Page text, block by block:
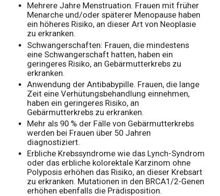
Mehrere Jahre Menstruation. Frauen mit früher
Menarche und/oder späterer Menopause haben
ein höheres Risiko, an dieser Art von Neoplasie
zu erkranken.
Schwangerschaften: Frauen, die mindestens
eine Schwangerschaft hatten, haben ein
geringeres Risiko, an Gebärmutterkrebs zu
erkranken.
Anwendung der Antibabypille. Frauen, die lange
Zeit eine Verhütungsbehandlung einnehmen,
haben ein geringeres Risiko, an
Gebärmutterkrebs zu erkranken.
Mehr als 90 % der Fälle von Gebärmutterkrebs
werden bei Frauen über 50 Jahren
diagnostiziert.
Erbliche Krebssyndrome wie das Lynch-Syndrom
oder das erbliche kolorektale Karzinom ohne
Polyposis erhöhen das Risiko, an dieser Krebsart
zu erkranken. Mutationen in den BRCA1/2-Genen
erhöhen ebenfalls die Prädisposition.